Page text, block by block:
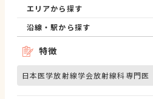
エリアから探す
沿線・駅から探す
特徴
日本医学放射線学会放射線科専門医